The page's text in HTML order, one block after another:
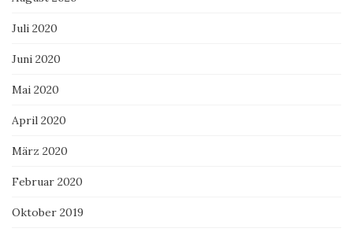
Juli 2020
Juni 2020
Mai 2020
April 2020
März 2020
Februar 2020
Oktober 2019